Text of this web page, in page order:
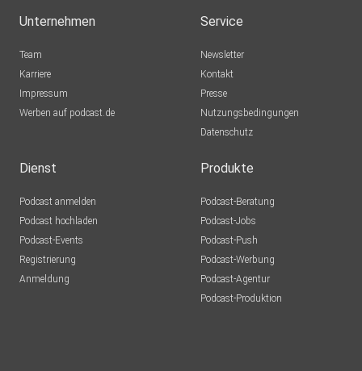
Unternehmen
Team
Karriere
Impressum
Werben auf podcast.de
Service
Newsletter
Kontakt
Presse
Nutzungsbedingungen
Datenschutz
Dienst
Podcast anmelden
Podcast hochladen
Podcast-Events
Registrierung
Anmeldung
Produkte
Podcast-Beratung
Podcast-Jobs
Podcast-Push
Podcast-Werbung
Podcast-Agentur
Podcast-Produktion